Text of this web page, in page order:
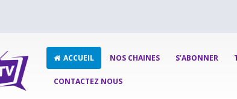
ACCUEIL NOS CHAINES S’ABONNER
CONTACTEZ NOUS